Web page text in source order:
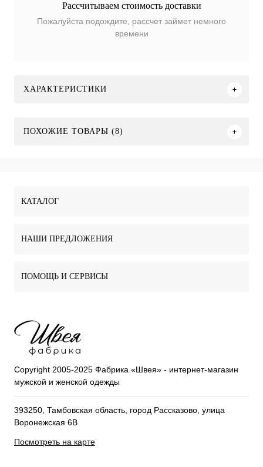
Рассчитываем стоимость доставки
Пожалуйста подождите, рассчет займет немного
времени
ХАРАКТЕРИСТИКИ
ПОХОЖИЕ ТОВАРЫ (8)
КАТАЛОГ
НАШИ ПРЕДЛОЖЕНИЯ
ПОМОЩЬ И СЕРВИСЫ
Copyright 2005-2025 Фабрика «Швея» - интернет-магазин
мужской и женской одежды
393250, Тамбовская область, город Рассказово, улица
Воронежская 6В
Посмотреть на карте